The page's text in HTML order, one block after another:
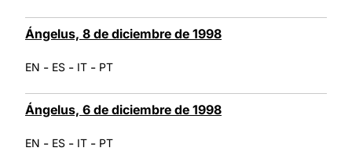
Ángelus, 8 de diciembre de 1998
EN - ES - IT - PT
Ángelus, 6 de diciembre de 1998
EN - ES - IT - PT